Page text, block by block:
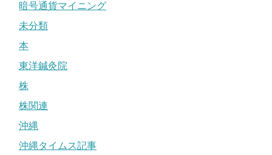
暗号通貨マイニング
未分類
本
東洋鍼灸院
株
株関連
沖縄
沖縄タイムス記事